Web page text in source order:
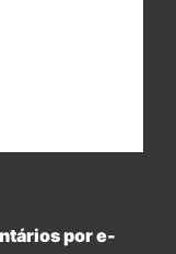
por e-